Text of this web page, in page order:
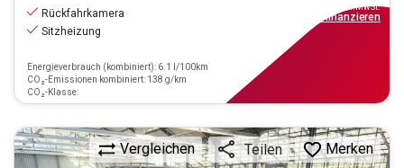
Rückfahrkamera
Sitzheizung
Energieverbrauch (kombiniert): 6.1 l/100km
CO₂-Emissionen kombiniert: 138 g/km
CO₂-Klasse:
inkl.MwSt.
finanzieren
Vergleichen Teilen Merken